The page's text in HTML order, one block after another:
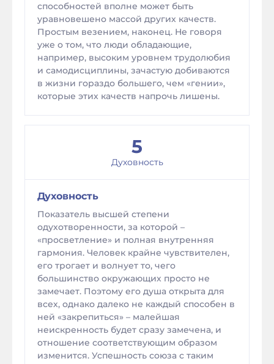
способностей вполне может быть
уравновешено массой других качеств.
Простым везением, наконец. Не говоря
уже о том, что люди обладающие,
например, высоким уровнем трудолюбия
и самодисциплины, зачастую добиваются
в жизни гораздо большего, чем «гении»,
которые этих качеств напрочь лишены.
5
Духовность
Духовность
Показатель высшей степени
одухотворенности, за которой –
«просветление» и полная внутренняя
гармония. Человек крайне чувствителен,
его трогает и волнует то, чего
большинство окружающих просто не
замечает. Поэтому его душа открыта для
всех, однако далеко не каждый способен в
ней «закрепиться» – малейшая
неискренность будет сразу замечена, и
отношение соответствующим образом
изменится. Успешность союза с таким